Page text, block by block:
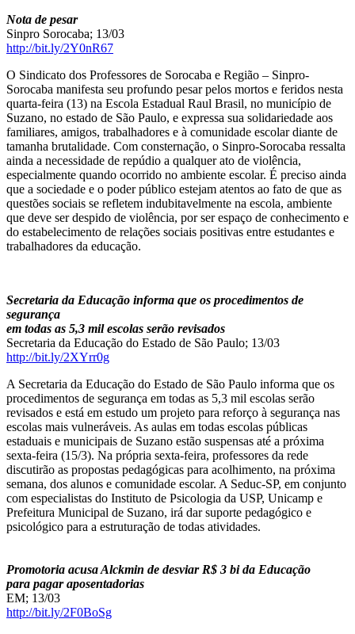
Nota de pesar
Sinpro Sorocaba; 13/03
http://bit.ly/2Y0nR67
O Sindicato dos Professores de Sorocaba e Região – Sinpro-
Sorocaba manifesta seu profundo pesar pelos mortos e feridos nesta
quarta-feira (13) na Escola Estadual Raul Brasil, no município de
Suzano, no estado de São Paulo, e expressa sua solidariedade aos
familiares, amigos, trabalhadores e à comunidade escolar diante de
tamanha brutalidade. Com consternação, o Sinpro-Sorocaba ressalta
ainda a necessidade de repúdio a qualquer ato de violência,
especialmente quando ocorrido no ambiente escolar. É preciso ainda
que a sociedade e o poder público estejam atentos ao fato de que as
questões sociais se refletem indubitavelmente na escola, ambiente
que deve ser despido de violência, por ser espaço de conhecimento e
do estabelecimento de relações sociais positivas entre estudantes e
trabalhadores da educação.
Secretaria da Educação informa que os procedimentos de
segurança
em todas as 5,3 mil escolas serão revisados
Secretaria da Educação do Estado de São Paulo; 13/03
http://bit.ly/2XYrr0g
A Secretaria da Educação do Estado de São Paulo informa que os
procedimentos de segurança em todas as 5,3 mil escolas serão
revisados e está em estudo um projeto para reforço à segurança nas
escolas mais vulneráveis. As aulas em todas escolas públicas
estaduais e municipais de Suzano estão suspensas até a próxima
sexta-feira (15/3). Na própria sexta-feira, professores da rede
discutirão as propostas pedagógicas para acolhimento, na próxima
semana, dos alunos e comunidade escolar. A Seduc-SP, em conjunto
com especialistas do Instituto de Psicologia da USP, Unicamp e
Prefeitura Municipal de Suzano, irá dar suporte pedagógico e
psicológico para a estruturação de todas atividades.
Promotoria acusa Alckmin de desviar R$ 3 bi da Educação
para pagar aposentadorias
EM; 13/03
http://bit.ly/2F0BoSg